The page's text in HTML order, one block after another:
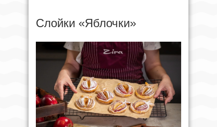
Слойки «Яблочки»